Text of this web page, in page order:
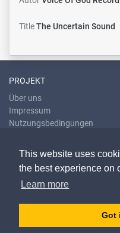
This website uses
the best experience on
Learn more
Got
TitleThe Uncertain Sound
PROJEKT
Über uns
Impressum
Nutzungsbedingungen
KONTAKT & HILFE
E-Mail